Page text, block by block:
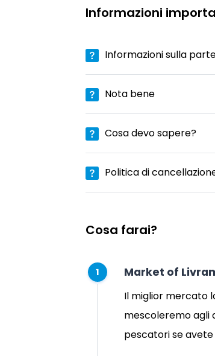
Informazioni
Informazioni sulla
Nota bene
Cosa devo sapere?
Politica di
Cosa farai?
1 Market of
Il miglior mercato
mescoleremo agli
pescatori se